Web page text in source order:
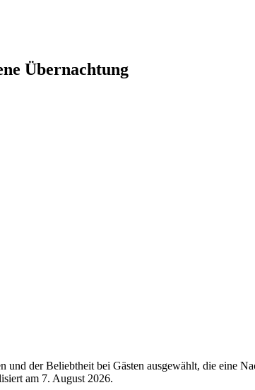
Übernachtung
der Beliebtheit bei Gästen ausgewählt, die eine
am 7. August 2026.